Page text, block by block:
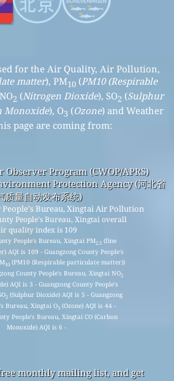
for the Air Quality, Air Pollution,
matter), PM10(PM10 (Respirable
2 (Nitrogen Dioxide), SO2 (Sulphur
Monoxide), O3 (Ozone) and Weather
page are coming from:
Observer Program (CWOP/APRS)
Protection Agency (河北省
质量自动发布系统)
People's Bureau, Xingtai Air Pollution
People's Bureau, Xingtai overall
quality index is 109
People's Bureau, Xingtai PM2.5(fine
AQI is 109 - Guangzong County People's
10 (PM10 (Respirable particulate matter))
County People's Bureau, Xingtai NO2
AQI is 3 - Guangzong County People's
2 (Sulphur Dioxide) AQI is 5 - Guangzong
Bureau, Xingtai O3(Ozone) AQI is 44 -
People's Bureau, Xingtai CO (Carbon
Monoxide) AQI is 6 -
monthly mailing list, and get